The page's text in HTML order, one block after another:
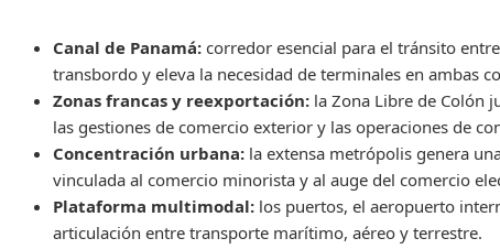
Canal de Panamá: corredor esencial para el tránsito
transbordo y eleva la necesidad de terminales en ambas
Zonas francas y reexportación: la Zona Libre de Colón
las gestiones de comercio exterior y las operaciones de
Concentración urbana: la extensa metrópolis genera
vinculada al comercio minorista y al auge del comercio
Plataforma multimodal: los puertos, el aeropuerto
articulación entre transporte marítimo, aéreo y terrestre.